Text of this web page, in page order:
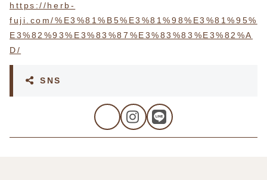
https://herb-
fuji.com/%E3%81%B5%E3%81%98%E3%81%95%
E3%82%93%E3%83%87%E3%83%83%E3%82%A
D/
SNS